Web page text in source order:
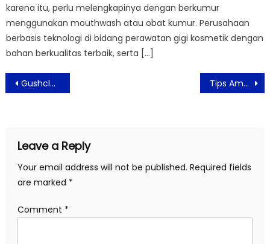
karena itu, perlu melengkapinya dengan berkumur
menggunakan mouthwash atau obat kumur. Perusahaan
berbasis teknologi di bidang perawatan gigi kosmetik dengan
bahan berkualitas terbaik, serta […]
Post
navigation
Gushcloud Indonesia Bersama NGO dan Content Creator Ciptakan Aksi yang Berdampak Baik Tips Aman Saat Anak Mulai Sekolah Tatap Muka
Leave a Reply
Your email address will not be published. Required fields
are marked *
Comment *